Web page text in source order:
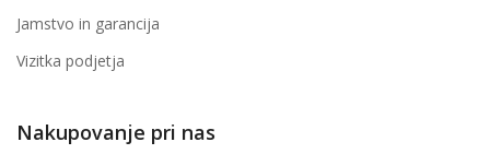
Jamstvo in garancija
Vizitka podjetja
Nakupovanje pri nas